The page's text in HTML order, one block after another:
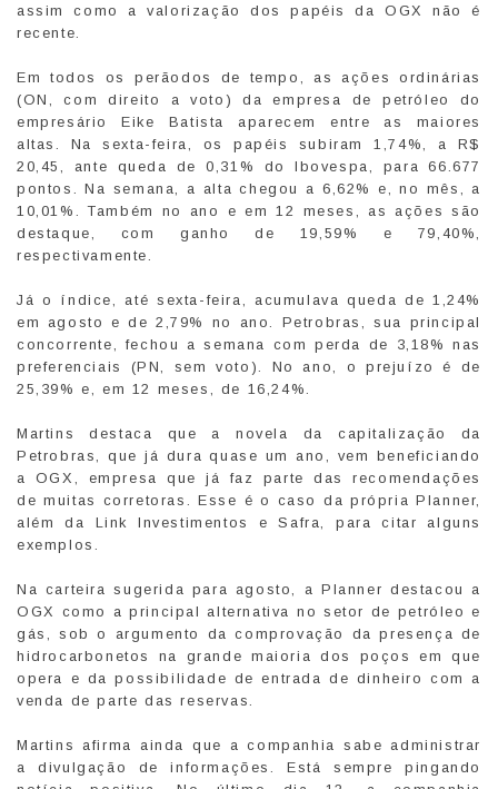
assim como a valorização dos papéis da OGX não é
recente.
Em todos os perãodos de tempo, as ações ordinárias
(ON, com direito a voto) da empresa de petróleo do
empresário Eike Batista aparecem entre as maiores
altas. Na sexta-feira, os papéis subiram 1,74%, a R$
20,45, ante queda de 0,31% do Ibovespa, para 66.677
pontos. Na semana, a alta chegou a 6,62% e, no mês, a
10,01%. Também no ano e em 12 meses, as ações são
destaque, com ganho de 19,59% e 79,40%,
respectivamente.
Já o índice, até sexta-feira, acumulava queda de 1,24%
em agosto e de 2,79% no ano. Petrobras, sua principal
concorrente, fechou a semana com perda de 3,18% nas
preferenciais (PN, sem voto). No ano, o prejuízo é de
25,39% e, em 12 meses, de 16,24%.
Martins destaca que a novela da capitalização da
Petrobras, que já dura quase um ano, vem beneficiando
a OGX, empresa que já faz parte das recomendações
de muitas corretoras. Esse é o caso da própria Planner,
além da Link Investimentos e Safra, para citar alguns
exemplos.
Na carteira sugerida para agosto, a Planner destacou a
OGX como a principal alternativa no setor de petróleo e
gás, sob o argumento da comprovação da presença de
hidrocarbonetos na grande maioria dos poços em que
opera e da possibilidade de entrada de dinheiro com a
venda de parte das reservas.
Martins afirma ainda que a companhia sabe administrar
a divulgação de informações. Está sempre pingando